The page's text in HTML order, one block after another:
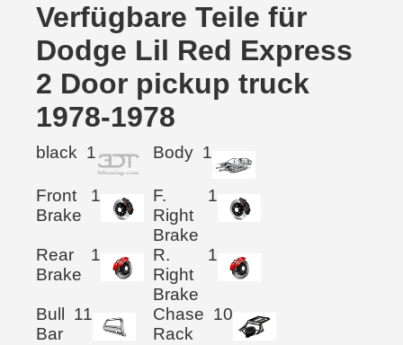
Verfügbare Teile für
Dodge Lil Red Express
2 Door pickup truck
1978-1978
black 1 Body 1
Front
Brake
1
F.
Right
Brake
1
Rear
Brake
1
R.
Right
Brake
1
Bull
Bar
11
Chase
Rack
10